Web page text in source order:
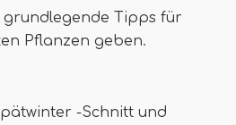
grundlegende Tipps für
Pflanzen geben.
-Schnitt und